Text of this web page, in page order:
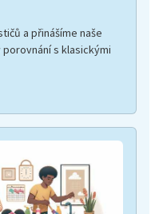
a přinášíme naše
s klasickými